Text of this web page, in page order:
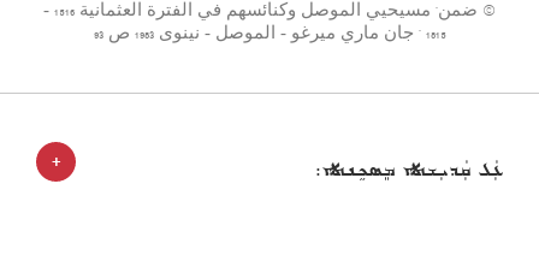
© ضمن" مسيحيي الموصل وكنائسهم في الفترة العثمانية 1516 -
1815 " جان ماري ميرغو - الموصل - نينوى 1983 ص 93
+ ܥܲܠ ܩܲܕܝܼܫܬܐ ܡܸܣܟܹܢܬܐ: